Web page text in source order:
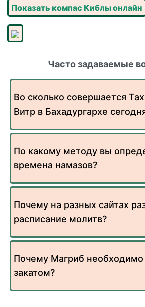
Показать компас Киблы онлайн
Часто задаваемые
Во сколько совершается
Витр в Бахадургархе
По какому методу вы
времена намазов?
Почему на разных сайтах
расписание молитв?
Почему Магриб необходимо
закатом?